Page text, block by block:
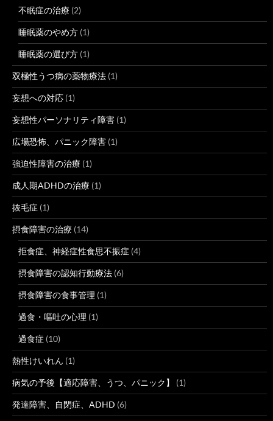
不眠症の治療 (2)
睡眠薬のやめ方 (1)
睡眠薬の選び方 (1)
双極性うつ病の薬物療法 (1)
妄想への対応 (1)
妄想性パーソナリティ障害 (1)
広場恐怖、パニック障害 (1)
強迫性障害の治療 (1)
成人期ADHDの治療 (1)
抜毛症 (1)
摂食障害の治療 (14)
拒食症、神経症性食思不振症 (4)
摂食障害の認知行動療法 (6)
摂食障害の食事管理 (1)
過食・嘔吐の心理 (1)
過食症 (10)
熱性けいれん (1)
病気の予後【適応障害、うつ、パニック】 (1)
発達障害、自閉症、ADHD (6)